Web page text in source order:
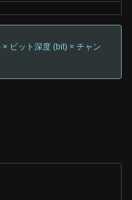
ビット深度 (bit) × チャン